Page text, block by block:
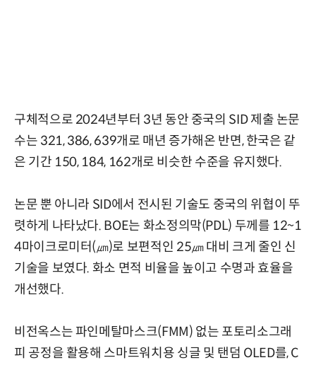
구체적으로 2024년부터 3년 동안 중국의 SID 제출 논문
수는 321, 386, 639개로 매년 증가해온 반면, 한국은 같
은 기간 150, 184, 162개로 비슷한 수준을 유지했다.
논문 뿐 아니라 SID에서 전시된 기술도 중국의 위협이 뚜
렷하게 나타났다. BOE는 화소정의막(PDL) 두께를 12~1
4마이크로미터(㎛)로 보편적인 25㎛ 대비 크게 줄인 신
기술을 보였다. 화소 면적 비율을 높이고 수명과 효율을
개선했다.
비전옥스는 파인메탈마스크(FMM) 없는 포토리소그래
피 공정을 활용해 스마트워치용 싱글 및 탠덤 OLED를, C